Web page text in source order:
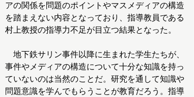
アの関係を問題のポイントやマスメディアの構造
を踏まえない内容となっており、指導教員である
村上教授の指導力不足が目立つ結果となった。
地下鉄サリン事件以降に生まれた学生たちが、
事件やメディアの構造について十分な知識を持っ
ていないのは当然のことだ。研究を通して知識や
問題意識を学んでもらうことが教育だろう。指導